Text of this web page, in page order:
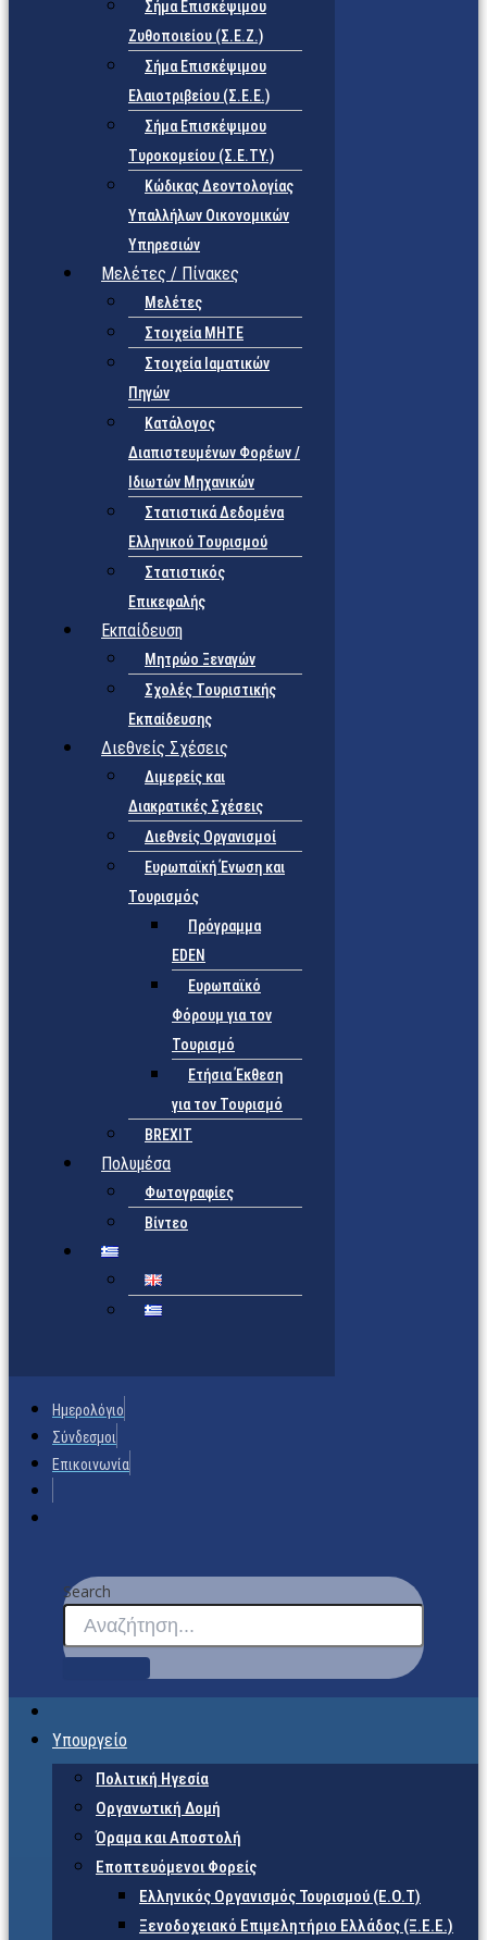
Σήμα Επισκέψιμου
Ζυθοποιείου (Σ.Ε.Ζ.)
Σήμα Επισκέψιμου
Ελαιοτριβείου (Σ.Ε.Ε.)
Σήμα Επισκέψιμου
Τυροκομείου (Σ.Ε.TY.)
Κώδικας Δεοντολογίας
Υπαλλήλων Οικονομικών
Υπηρεσιών
Μελέτες / Πίνακες
Μελέτες
Στοιχεία ΜΗΤΕ
Στοιχεία Ιαματικών
Πηγών
Κατάλογος
Διαπιστευμένων Φορέων /
Ιδιωτών Μηχανικών
Στατιστικά Δεδομένα
Ελληνικού Τουρισμού
Στατιστικός
Επικεφαλής
Εκπαίδευση
Μητρώο Ξεναγών
Σχολές Τουριστικής
Εκπαίδευσης
Διεθνείς Σχέσεις
Διμερείς και
Διακρατικές Σχέσεις
Διεθνείς Οργανισμοί
Ευρωπαϊκή Ένωση και
Τουρισμός
Πρόγραμμα
EDEN
Ευρωπαϊκό
Φόρουμ για τον
Τουρισμό
Ετήσια Έκθεση
για τον Τουρισμό
BREXIT
Πολυμέσα
Φωτογραφίες
Βίντεο
Ημερολόγιο
Σύνδεσμοι
Επικοινωνία
Search
Υπουργείο
Πολιτική Ηγεσία
Οργανωτική Δομή
Όραμα και Αποστολή
Εποπτευόμενοι Φορείς
Eλληνικός Οργανισμός Τουρισμού (Ε.Ο.Τ)
Ξενοδοχειακό Επιμελητήριο Ελλάδος (Ξ.Ε.Ε.)